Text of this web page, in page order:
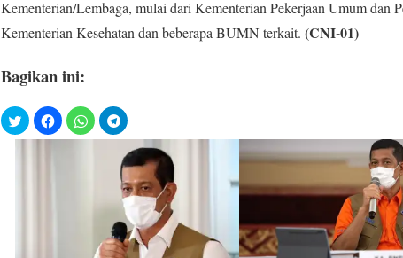
Kementerian/Lembaga, mulai dari Kementerian Pekerjaan Umum dan
Kementerian Kesehatan dan beberapa BUMN terkait. (CNI-01)
Bagikan ini: